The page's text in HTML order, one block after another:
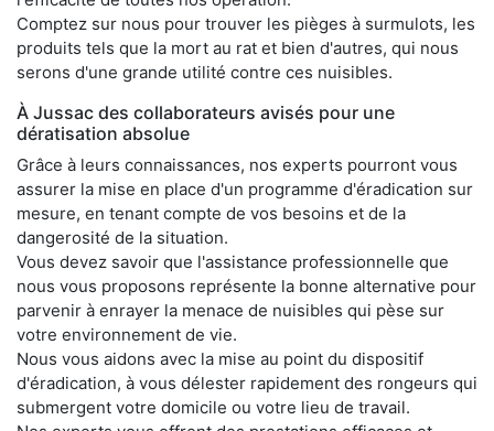
Comptez sur nous pour trouver les pièges à surmulots, les
produits tels que la mort au rat et bien d'autres, qui nous
serons d'une grande utilité contre ces nuisibles.
À Jussac des collaborateurs avisés pour une
dératisation absolue
Grâce à leurs connaissances, nos experts pourront vous
assurer la mise en place d'un programme d'éradication sur
mesure, en tenant compte de vos besoins et de la
dangerosité de la situation.
Vous devez savoir que l'assistance professionnelle que
nous vous proposons représente la bonne alternative pour
parvenir à enrayer la menace de nuisibles qui pèse sur
votre environnement de vie.
Nous vous aidons avec la mise au point du dispositif
d'éradication, à vous délester rapidement des rongeurs qui
submergent votre domicile ou votre lieu de travail.